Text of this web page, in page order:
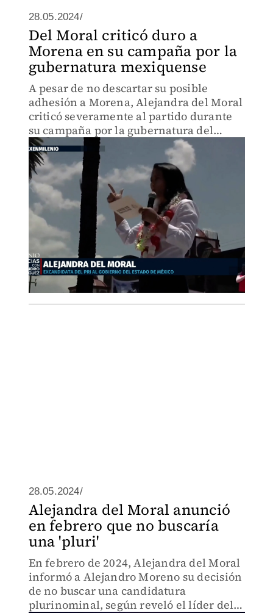
28.05.2024/
Del Moral criticó duro a
Morena en su campaña por la
gubernatura mexiquense
A pesar de no descartar su posible
adhesión a Morena, Alejandra del Moral
criticó severamente al partido durante
su campaña por la gubernatura del
Estado de México.
28.05.2024/
Alejandra del Moral anunció
en febrero que no buscaría
una 'pluri'
En febrero de 2024, Alejandra del Moral
informó a Alejandro Moreno su decisión
de no buscar una candidatura
plurinominal, según reveló el líder del